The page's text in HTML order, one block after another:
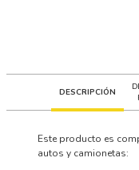
DESCRIPCIÓN
Este producto es
autos y camionetas: